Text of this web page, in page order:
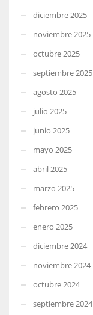
diciembre 2025
noviembre 2025
octubre 2025
septiembre 2025
agosto 2025
julio 2025
junio 2025
mayo 2025
abril 2025
marzo 2025
febrero 2025
enero 2025
diciembre 2024
noviembre 2024
octubre 2024
septiembre 2024